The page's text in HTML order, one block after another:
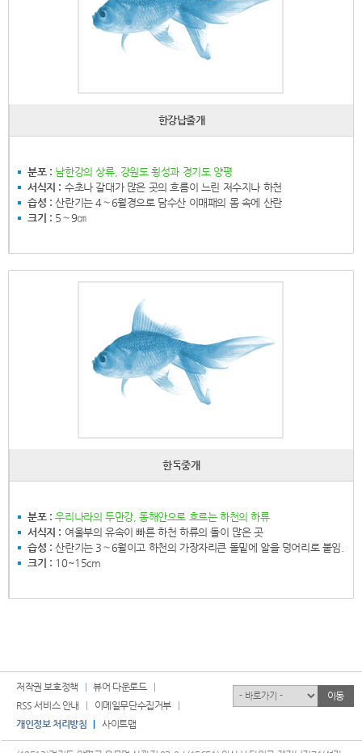
한강납줄개
분포 : 남한강의 상류, 강원도 횡성과 경기도 양평
서식지 : 수초나 갈대가 많은 곳의 흐름이 느린 저수지나 하천
습성 : 산란기는 4∼6월경으로 담수산 이매패의 몸 속에 산란
크기 : 5∼9㎝
한둑중개
분포 : 우리나라의 두만강, 동해안으로 흐르는 하천의 하류
서식지 : 여울부의 유속이 빠른 하천 하류의 돌이 많은 곳
습성 : 산란기는 3∼6월이고 하천의 가장자리큰 돌밑에 알을 덩어리로 붙임.
크기 : 10~15cm
저작권 보호정책
뷰어 다운로드
RSS 서비스 안내
이메일무단수집거부
개인정보 처리방침
사이트맵
유관기관 이동